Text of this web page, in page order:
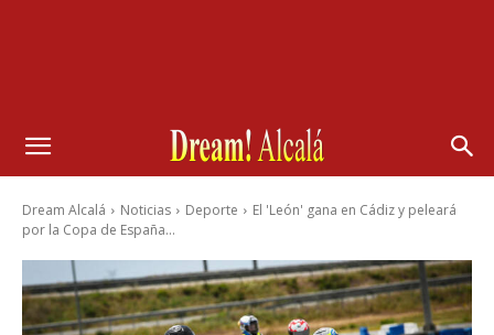
Dream Alcalá Noticias Deporte
El 'León' gana en Cádiz y peleará
por la Copa de España...